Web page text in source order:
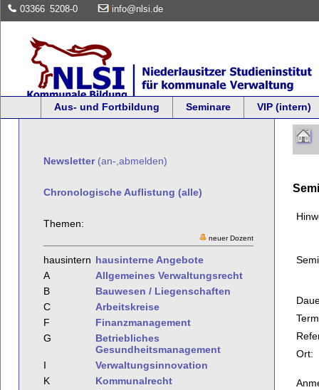
03366 5208-0 info@nlsi.de
Aus- und Fortbildung Seminare VIP (intern)
Newsletter(an-,abmelden)
Chronologische Auflistung (alle)
Themen:
neuer Dozent
hausintern hausinterne Angebote
A
Allgemeines Verwaltungsrecht
B
Bauwesen / Liegenschaften
C
Arbeitskreise
F
Finanzmanagement
G
Betriebliches
Gesundheitsmanagement
I
Verwaltungsinnovation
K
Kommunalrecht
Ort: